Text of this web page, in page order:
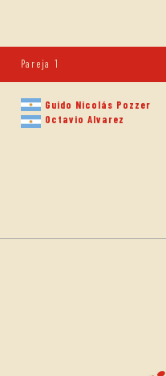
Pareja 1
Guido Nicolás Pozzer
Octavio Alvarez